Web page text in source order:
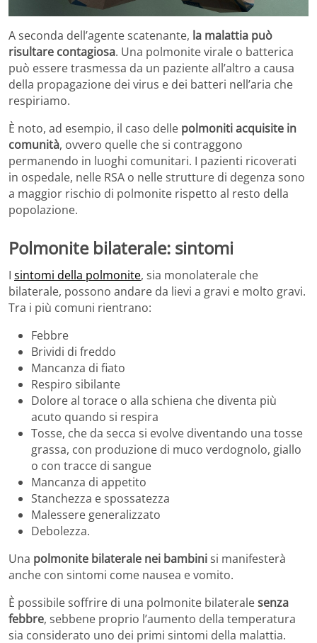
A seconda dell’agente scatenante, la malattia può
risultare contagiosa. Una polmonite virale o batterica
può essere trasmessa da un paziente all’altro a causa
della propagazione dei virus e dei batteri nell’aria che
respiriamo.
È noto, ad esempio, il caso delle polmoniti acquisite in
comunità, ovvero quelle che si contraggono
permanendo in luoghi comunitari. I pazienti ricoverati
in ospedale, nelle RSA o nelle strutture di degenza sono
a maggior rischio di polmonite rispetto al resto della
popolazione.
Polmonite bilaterale: sintomi
I sintomi della polmonite, sia monolaterale che
bilaterale, possono andare da lievi a gravi e molto gravi.
Tra i più comuni rientrano:
Febbre
Brividi di freddo
Mancanza di fiato
Respiro sibilante
Dolore al torace o alla schiena che diventa più
acuto quando si respira
Tosse, che da secca si evolve diventando una tosse
grassa, con produzione di muco verdognolo, giallo
o con tracce di sangue
Mancanza di appetito
Stanchezza e spossatezza
Malessere generalizzato
Debolezza.
Una polmonite bilaterale nei bambinisi manifesterà
anche con sintomi come nausea e vomito.
È possibile soffrire di una polmonite bilateralesenza
febbre, sebbene proprio l’aumento della temperatura
sia considerato uno dei primi sintomi della malattia.